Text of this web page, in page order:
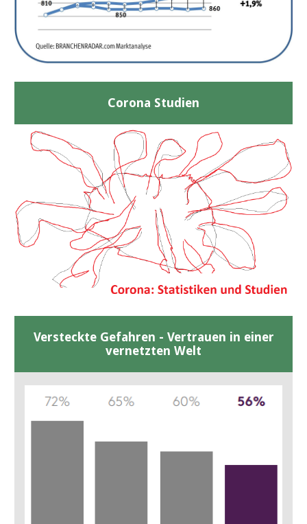
Corona Studien
Versteckte Gefahren - Vertrauen in einer
vernetzten Welt